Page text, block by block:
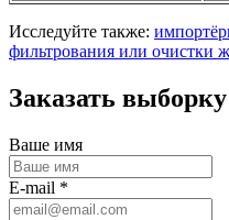
Исследуйте также:
фильтрования или очистки
Заказать
Ваше имя
E-mail *